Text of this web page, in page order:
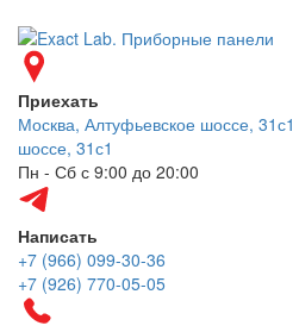
Приехать
Москва, Алтуфьевское шоссе, 31с1
шоссе, 31с1
Пн - Сб с 9:00 до 20:00
Написать
+7 (966) 099-30-36
+7 (926) 770-05-05